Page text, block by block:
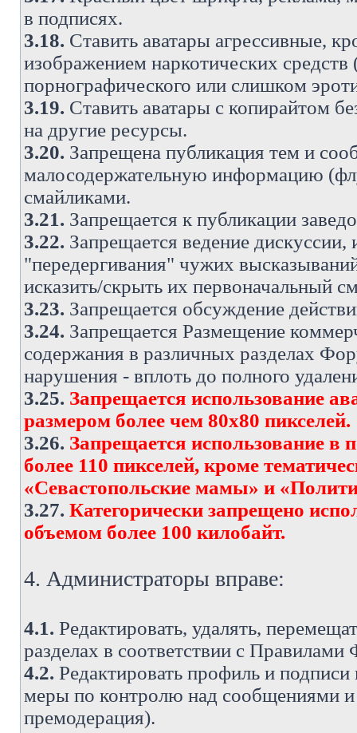
в подписях.
3.18. Ставить аватары агрессивные,
изображением наркотических
порнографического или слишком
3.19. Ставить аватары с копирайтом
на другие ресурсы.
3.20. Запрещена публикация тем и
малосодержательную информацию
смайликами.
3.21. Запрещается к публикации
3.22. Запрещается ведение
"передергивания" чужих
исказить/скрыть их первоначальный
3.23. Запрещается обсуждение
3.24. Запрещается Размещение
содержания в различных разделах
нарушения - вплоть до полного
3.25. Запрещается использование
размером более чем 80х80 пикселей.
3.26. Запрещается использование в
более 110 пикселей, кроме
«Севастопольские мамы» и
3.27. Категорически запрещено
объемом более 100 килобайт.
4. Администраторы вправе:
4.1. Редактировать, удалять,
разделах в соответствии с
4.2. Редактировать профиль и
меры по контролю над сообщениями
премодерация).